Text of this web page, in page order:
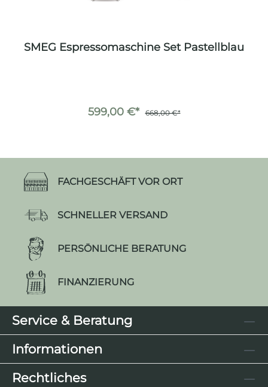
SMEG Espressomaschine Set Pastellblau
599,00 €* 668,00 €*
FACHGESCHÄFT VOR ORT
SCHNELLER VERSAND
PERSÖNLICHE BERATUNG
FINANZIERUNG
Service & Beratung
Informationen
Rechtliches